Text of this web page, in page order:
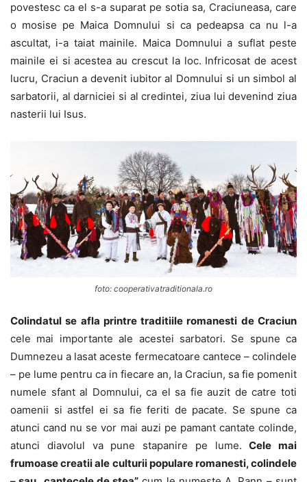
povestesc ca el s-a suparat pe sotia sa, Craciuneasa, care
o mosise pe Maica Domnului si ca pedeapsa ca nu l-a
ascultat, i-a taiat mainile. Maica Domnului a suflat peste
mainile ei si acestea au crescut la loc. Infricosat de acest
lucru, Craciun a devenit iubitor al Domnului si un simbol al
sarbatorii, al darniciei si al credintei, ziua lui devenind ziua
nasterii lui Isus.
foto: cooperativatraditionala.ro
Colindatul se afla printre traditiile romanesti de Craciun
cele mai importante ale acestei sarbatori. Se spune ca
Dumnezeu a lasat aceste fermecatoare cantece – colindele
– pe lume pentru ca in fiecare an, la Craciun, sa fie pomenit
numele sfant al Domnului, ca el sa fie auzit de catre toti
oamenii si astfel ei sa fie feriti de pacate. Se spune ca
atunci cand nu se vor mai auzi pe pamant cantate colinde,
atunci diavolul va pune stapanire pe lume.Cele mai
frumoase creatii ale culturii populare romanesti, colindele